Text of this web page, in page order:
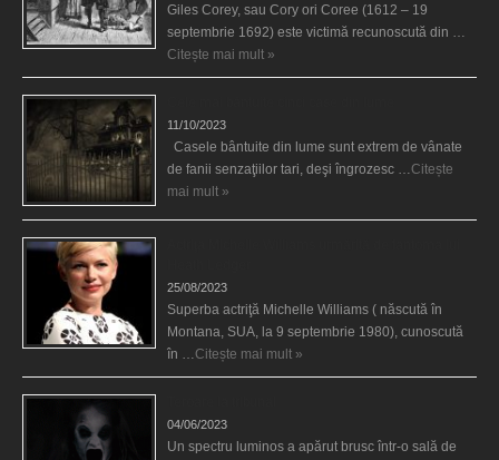
Giles Corey, sau Cory ori Coree (1612 – 19
septembrie 1692) este victimă recunoscută din …
Citește mai mult »
11/10/2023
Casele bântuite din lume sunt extrem de vânate
de fanii senzaţiilor tari, deşi îngrozesc …Citește
mai mult »
25/08/2023
Superba actriţă Michelle Williams ( născută în
Montana, SUA, la 9 septembrie 1980), cunoscută
în …Citește mai mult »
04/06/2023
Un spectru luminos a apărut brusc într-o sală de